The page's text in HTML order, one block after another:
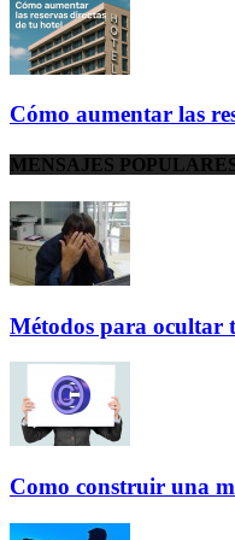
Cómo aumentar las
MENSAJES
Métodos para ocultar
Como construir una